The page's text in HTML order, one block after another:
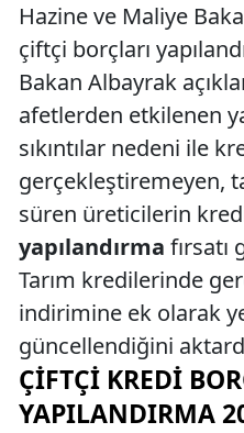
Hazine ve Maliye
çiftçi borçları
Bakan Albayrak
afetlerden etkilenen
sıkıntılar nedeni ile
gerçekleştiremeyen,
süren üreticilerin
yapılandırma
Tarım kredilerinde
indirimine ek olarak
güncellendiğini
ÇIFTÇI KREDI
YAPILANDIRMA